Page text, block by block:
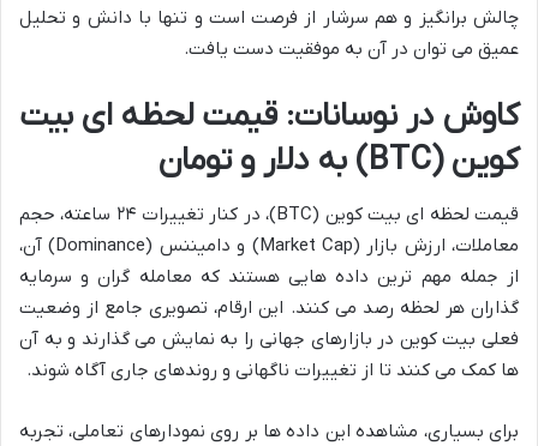
چالش برانگیز و هم سرشار از فرصت است و تنها با دانش و تحلیل
عمیق می توان در آن به موفقیت دست یافت.
کاوش در نوسانات: قیمت لحظه ای بیت
کوین (BTC) به دلار و تومان
قیمت لحظه ای بیت کوین (BTC)، در کنار تغییرات ۲۴ ساعته، حجم
معاملات، ارزش بازار (Market Cap) و دامیننس (Dominance) آن،
از جمله مهم ترین داده هایی هستند که معامله گران و سرمایه
گذاران هر لحظه رصد می کنند. این ارقام، تصویری جامع از وضعیت
فعلی بیت کوین در بازارهای جهانی را به نمایش می گذارند و به آن
ها کمک می کنند تا از تغییرات ناگهانی و روندهای جاری آگاه شوند.
برای بسیاری، مشاهده این داده ها بر روی نمودارهای تعاملی، تجربه